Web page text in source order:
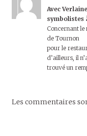
Avec
symbolistes
Concernant le
de Tournon
pour le
d’ailleurs, il
trouvé un
Les commentaires